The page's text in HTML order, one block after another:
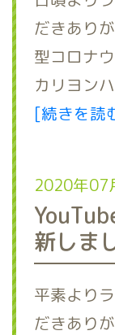
だきあり
型コロナ
カリヨン
[続きを読
2020年07
新しま
平素より
だきあり